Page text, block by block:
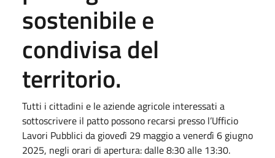
sostenibile e
condivisa del
territorio.
Tutti i cittadini e le aziende agricole interessati a
sottoscrivere il patto possono recarsi presso l’Ufficio
Lavori Pubblici da giovedì 29 maggio a venerdì 6 giugno
2025, negli orari di apertura: dalle 8:30 alle 13:30.